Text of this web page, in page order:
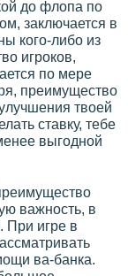
до флопа по
заключается в
кого-либо из
игроков,
по мере
преимущество
твоей
ставку, тебе
выгодной
важность, в
При игре в
ва-банка.